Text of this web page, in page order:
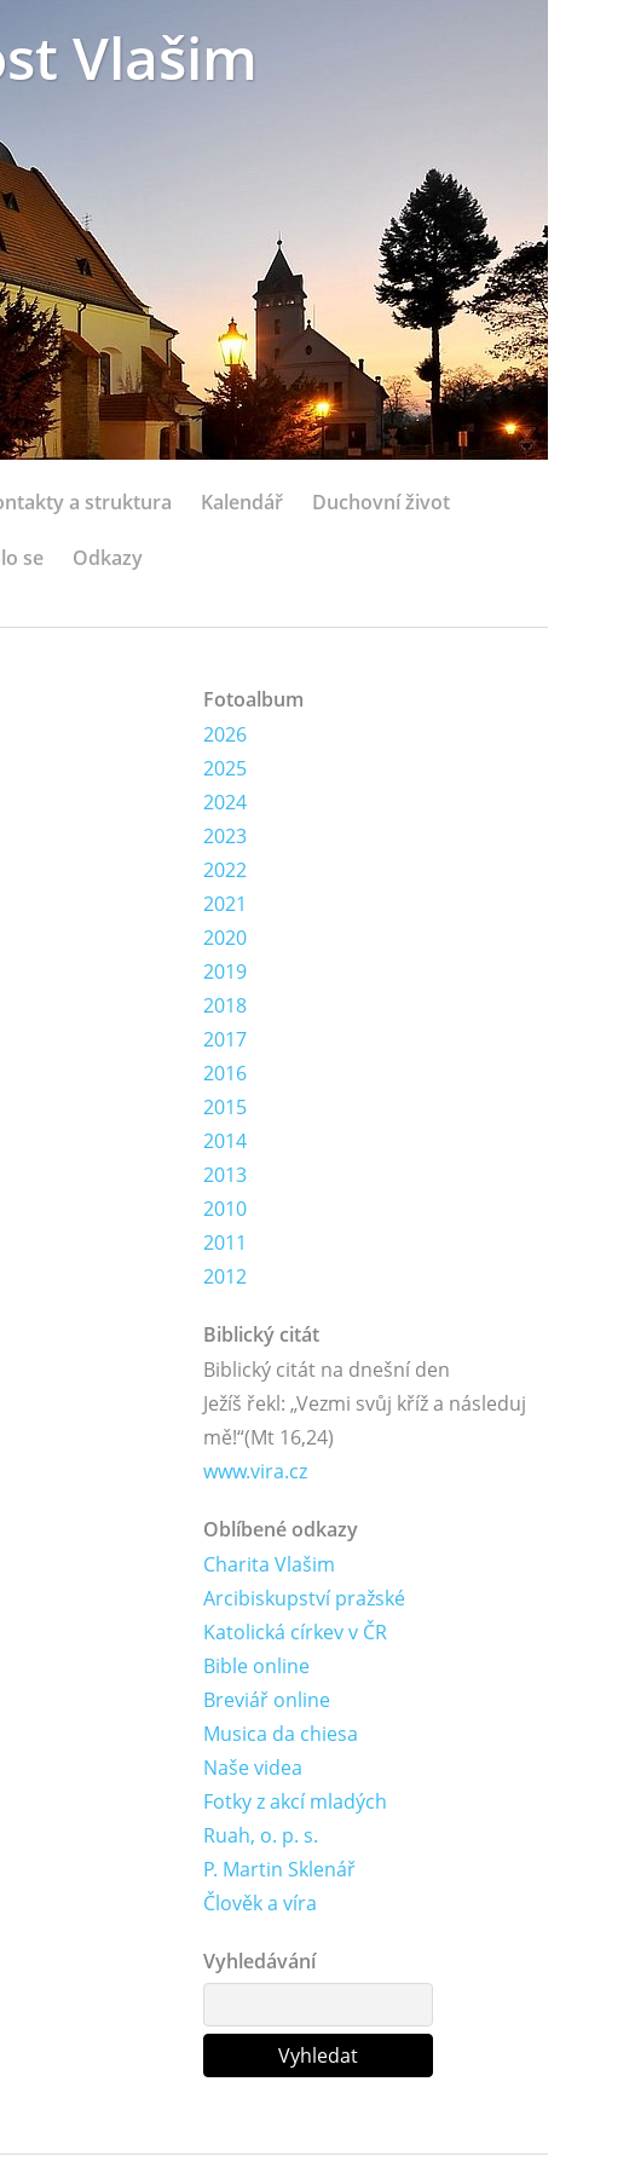
Vlašim
a struktura Kalendář Duchovní život
se Odkazy
Fotoalbum
2026
2025
2024
2023
2022
2021
2020
2019
2018
2017
2016
2015
2014
2013
2010
2011
2012
Biblický citát
Biblický citát na dnešní den
Ježíš řekl: „Vezmi svůj kříž a následuj
mě!“(Mt 16,24)
www.vira.cz
Oblíbené odkazy
Charita Vlašim
Arcibiskupství pražské
Katolická církev v ČR
Bible online
Breviář online
Musica da chiesa
Naše videa
Fotky z akcí mladých
Ruah, o. p. s.
P. Martin Sklenář
Člověk a víra
Vyhledávání